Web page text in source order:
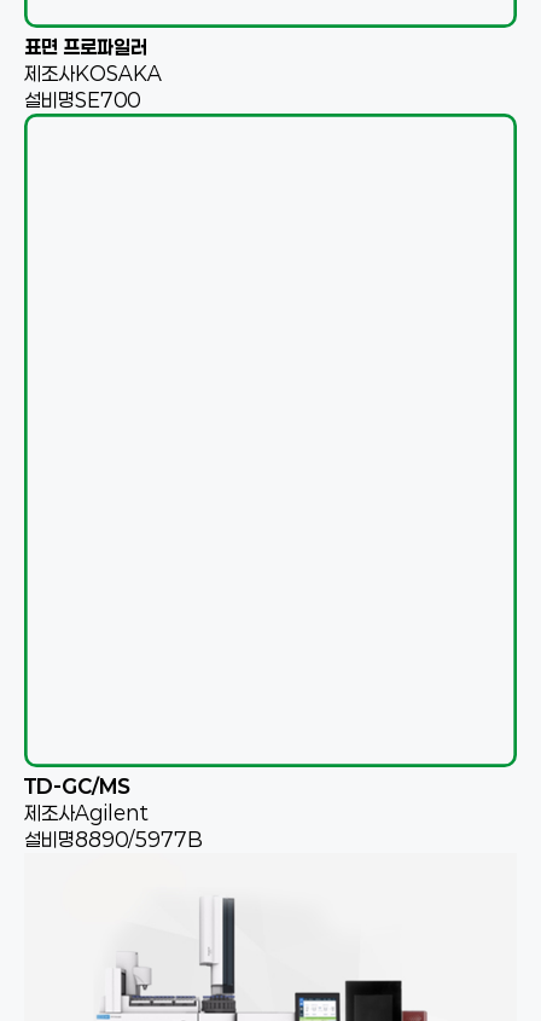
표면 프로파일러
제조사KOSAKA
설비명SE700
TD-GC/MS
제조사Agilent
설비명8890/5977B